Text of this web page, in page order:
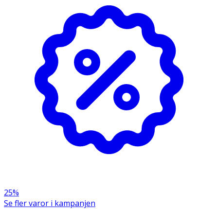
Squalane, Synthetic Fluorphlogopite, Olus Oil,
Biosaccharide Gum-1, Tocopheryl Acetate, Camelina
Sativa Seed Oil, Sodium Hyaluronate, Retinyl Palmitate,
Lecithin, Soy Isoflavones, Helianthus Annuus Seed Oil,
Spilanthes Achmella Flower Extract, Tocopherol, Beta-
Sitosterol, Glycine Soja Oil, Squalene, Sodium Benzoate,
Phenoxyethanol, Sorbic Acid, Lactic Acid, Citric Acid,
Alcohol, Parfum, Linalool, Hexyl Cinnamal.
25%
Se fler varor i kampanjen